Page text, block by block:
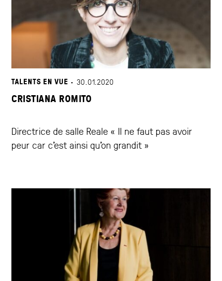
TALENTS EN VUE · 30.01.2020
CRISTIANA ROMITO
Directrice de salle Reale « Il ne faut pas avoir
peur car c’est ainsi qu’on grandit »